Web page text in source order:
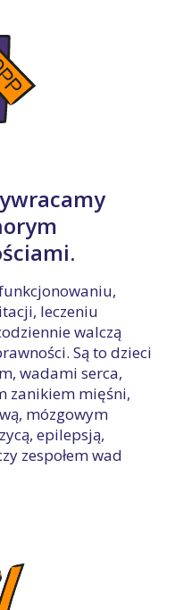
leczeniu
walczą
Są to dzieci
wadami serca,
zanikiem mięśni,
mózgowym
epilepsją,
zespołem wad